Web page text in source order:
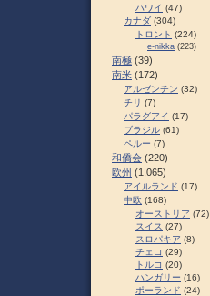
ハワイ (47)
カナダ (304)
トロント (224)
e-nikka (223)
南極 (39)
南米 (172)
アルゼンチン (32)
チリ (7)
パラグアイ (17)
ブラジル (61)
ペルー (7)
和僑会 (220)
欧州 (1,065)
アイルランド (17)
中欧 (168)
オーストリア (72)
スイス (27)
スロパキア (8)
チェコ (29)
トルコ (20)
ハンガリー (16)
ポーランド (24)